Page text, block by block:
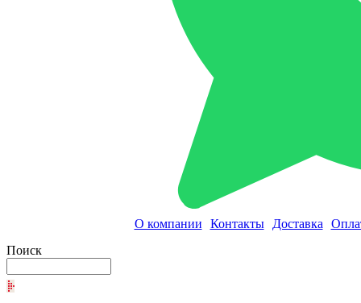
О компании Контакты Доставка
Поиск